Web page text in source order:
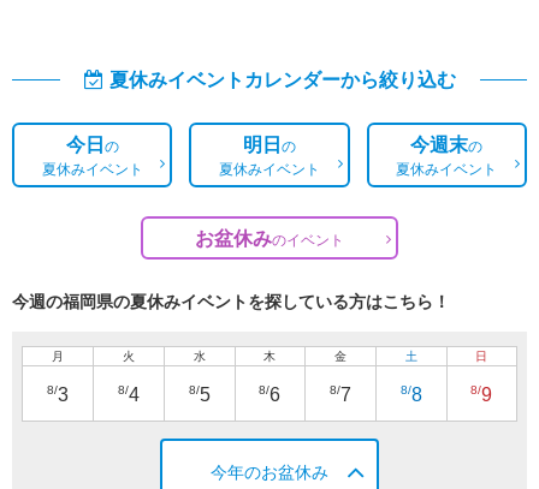
夏休みイベントカレンダーから絞り込む
今日の
夏休みイベント
明日の
夏休みイベント
今週末の
夏休みイベント
お盆休みのイベント
今週の福岡県の夏休みイベントを探している方はこちら！
月
8/3
火
8/4
水
8/5
木
8/6
金
8/7
土
8/8
日
8/9
今年のお盆休み